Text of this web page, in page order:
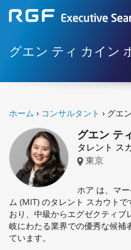
グエン ティ カイン
ホーム › コンサルタント › グエ
グエン テ
タレント ス
東京
ホア は、マ
ム (MIT) のタレント スカウト
おり、中級からエグゼクティブ
岐にわたる業界での優秀な候補
ています。